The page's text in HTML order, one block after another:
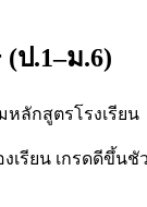
(ป.1–ม.6)
ลักสูตรโรงเรียน
เรียน เกรดดีขึ้นชั